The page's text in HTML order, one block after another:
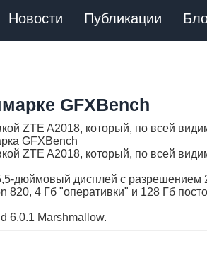
Новости Публикации
GFXBench
ZTE A2018, который, по всей
GFXBench
ZTE A2018, который, по всей
дюймовый дисплей с разрешением
4 Гб "оперативки" и 128 Гб
6.0.1 Marshmallow.